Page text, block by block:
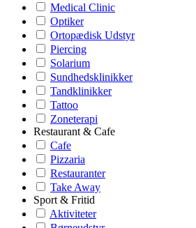
Medical Clinic
Optiker
Ortopædisk Udstyr
Piercing
Solarium
Sundhedsklinikker
Tandklinikker
Tattoo
Zoneterapi
Restaurant & Cafe
Cafe
Pizzaria
Restauranter
Take Away
Sport & Fritid
Aktiviteter